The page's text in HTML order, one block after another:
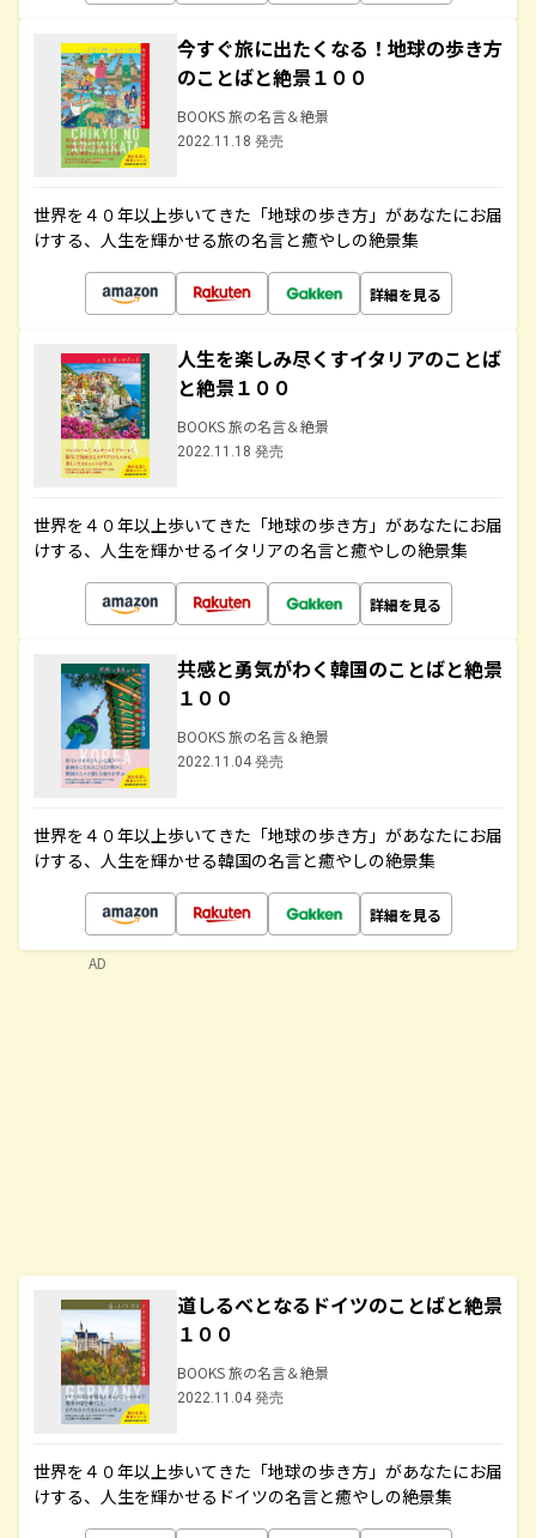
今すぐ旅に出たくなる！地球の歩き方
のことばと絶景１００
BOOKS 旅の名言＆絶景
2022.11.18 発売
世界を４０年以上歩いてきた「地球の歩き方」があなたにお届
けする、人生を輝かせる旅の名言と癒やしの絶景集
詳細を見る
人生を楽しみ尽くすイタリアのことば
と絶景１００
BOOKS 旅の名言＆絶景
2022.11.18 発売
世界を４０年以上歩いてきた「地球の歩き方」があなたにお届
けする、人生を輝かせるイタリアの名言と癒やしの絶景集
詳細を見る
共感と勇気がわく韓国のことばと絶景
１００
BOOKS 旅の名言＆絶景
2022.11.04 発売
世界を４０年以上歩いてきた「地球の歩き方」があなたにお届
けする、人生を輝かせる韓国の名言と癒やしの絶景集
詳細を見る
道しるべとなるドイツのことばと絶景
１００
BOOKS 旅の名言＆絶景
2022.11.04 発売
世界を４０年以上歩いてきた「地球の歩き方」があなたにお届
けする、人生を輝かせるドイツの名言と癒やしの絶景集
AD